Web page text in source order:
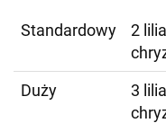
Standardowy
2
Duży
3